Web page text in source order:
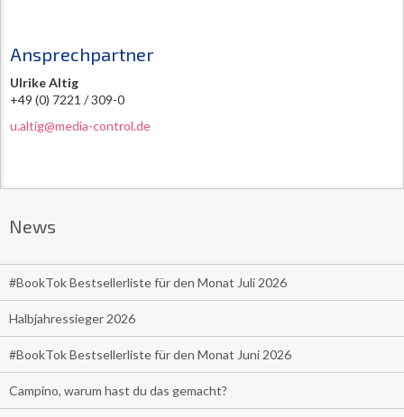
Ansprechpartner
Ulrike Altig
+49 (0) 7221 / 309-0
u.altig@media-control.de
News
#BookTok Bestsellerliste für den Monat Juli 2026
Halbjahressieger 2026
#BookTok Bestsellerliste für den Monat Juni 2026
Campino, warum hast du das gemacht?